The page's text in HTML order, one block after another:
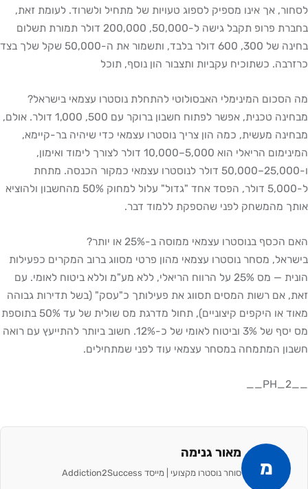
אך אינו מספיק לספוג טעויות של מתחיל ולשרוד. לעומת זאת,
בחברת פרופ תקבל גישה ל-50,000, 200,000 דולר תמורת תשלום
בחינה של 300, 600 דולר בלבד, ותשמור את ה-50,000 שקל שלך בצד
כשתוכיח עקביות ותצבור הון נוסף, תוכל
המינימלי האבסולוטי להתחלת נוסטרו עצמאי בישראל?
מבחינה טכנית, אפשר לפתוח חשבון ברוקר עם 500, 1,000 דולר. אולם,
מעשית, כמה הון צריך נוסטרו עצמאי כדי שיהיה בר-קיימא,
המינימום הריאלי הוא 5,000–10,000 דולר לצורך לימוד ואימון,
ו-25,000–50,000 דולר לנוסטרו עצמאי כמקור הכנסה. מתחת
ל-5,000 דולר, הפסד אחד "גדול" עלול למחוק 50% מהחשבון ולהוציא
לפני שהספקת ללמוד דבר.
בנוסטרו עצמאי ממוסה ב-25% או יותר?
מסחר נוסטרו עצמאי מהון פרטי מסווג ברוב המקרים כפעילות
הונית — מס 25% על הרווח הריאלי, ללא מע"מ וללא ביטוח לאומי. עם
רשות המסים תסווג את פעילותך כ"עסק" (בשל תדירות גבוהה
מאוד או היקפים קיצוניים), תחול מדרגת מס שולית של עד 50% בתוספת
מס יסף של 3% וביטוח לאומי של כ-12%. חשוב ביותר להתייעץ עם רואה
המתמחה במסחר עצמאי עוד לפני שמתחילים.
מ
מאור גנימה
סוחר נוסטרו מקצועי | מייסד Addiction2Success